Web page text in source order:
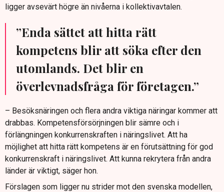
ligger avsevärt högre än nivåerna i kollektivavtalen.
”Enda sättet att hitta rätt
kompetens blir att söka efter den
utomlands. Det blir en
överlevnadsfråga för företagen.”
– Besöksnäringen och flera andra viktiga näringar kommer att
drabbas. Kompetensförsörjningen blir sämre och i
förlängningen konkurrenskraften i näringslivet. Att ha
möjlighet att hitta rätt kompetens är en förutsättning för god
konkurrenskraft i näringslivet. Att kunna rekrytera från andra
länder är viktigt, säger hon.
Förslagen som ligger nu strider mot den svenska modellen,